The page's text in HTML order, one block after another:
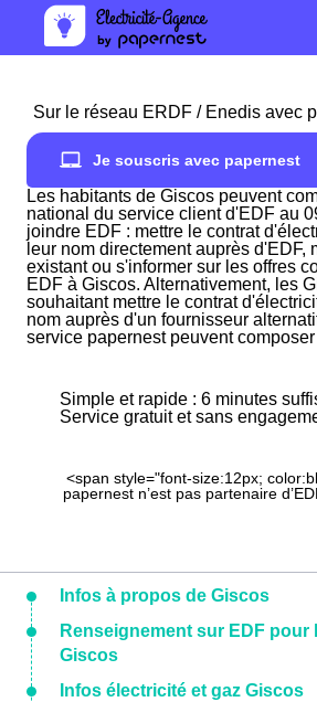
Sur le réseau ERDF / Enedis avec
Je souscris avec papernest
Les habitants de Giscos peuvent
national du service client d'EDF au
joindre EDF : mettre le contrat
leur nom directement auprès d'EDF,
existant ou s'informer sur les offres
EDF à Giscos. Alternativement, les
souhaitant mettre le contrat
nom auprès d'un fournisseur
service papernest peuvent
Simple et rapide : 6 minutes
Service gratuit et sans
<span style="font-size:12px;
papernest n’est pas partenaire
Infos à propos de Giscos
Renseignement sur EDF pour
Giscos
Infos électricité et gaz Giscos